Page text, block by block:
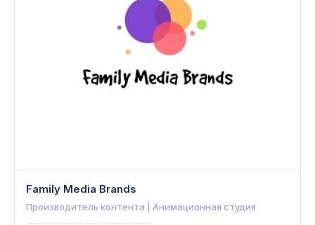
Family Media Brands
Производитель контента | Анимационная студия